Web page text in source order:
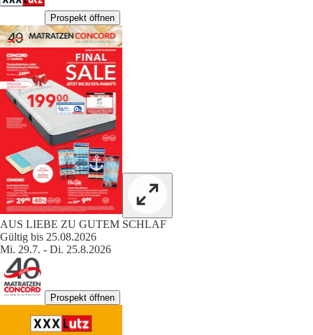
Prospekt öffnen
AUS LIEBE ZU GUTEM SCHLAF
Gültig bis 25.08.2026
Mi. 29.7. - Di. 25.8.2026
Prospekt öffnen